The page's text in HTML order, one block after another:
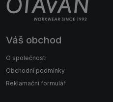
Váš obchod
O společnosti
Obchodní podmínky
Reklamační formulář